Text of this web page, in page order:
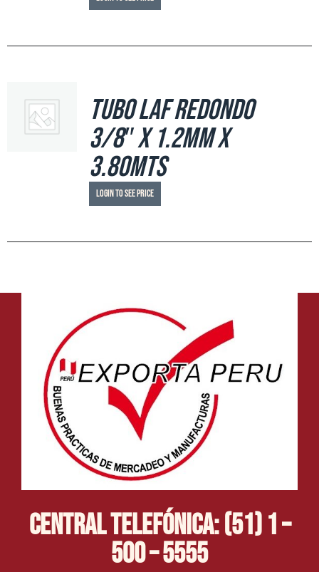
Tubo LAF Redondo
3/8″ x 1.2mm x
3.80mts
Login to see price
Central Telefónica: (51) 1 –
500 – 5555